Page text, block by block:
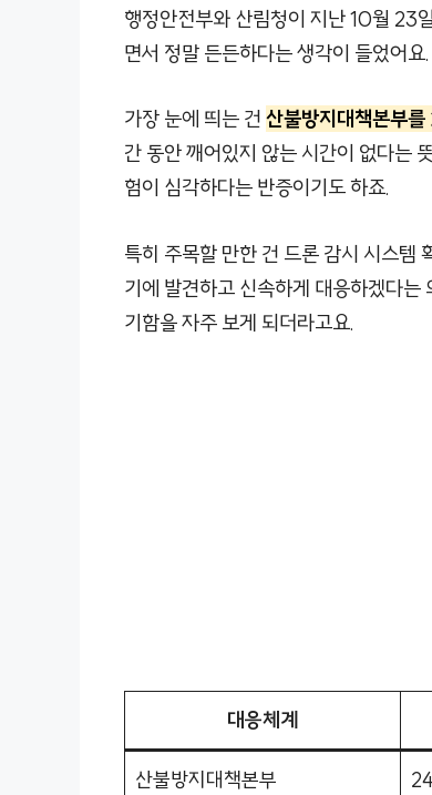
행정안전부와 산림청이 지난 10월 23
면서 정말 든든하다는 생각이 들었어
가장 눈에 띄는 건 산불방지대책본부
간 동안 깨어있지 않는 시간이 없다는
험이 심각하다는 반증이기도 하죠.
특히 주목할 만한 건 드론 감시 시스템
기에 발견하고 신속하게 대응하겠다
기함을 자주 보게 되더라고요.
대응체계
산불방지대책본부